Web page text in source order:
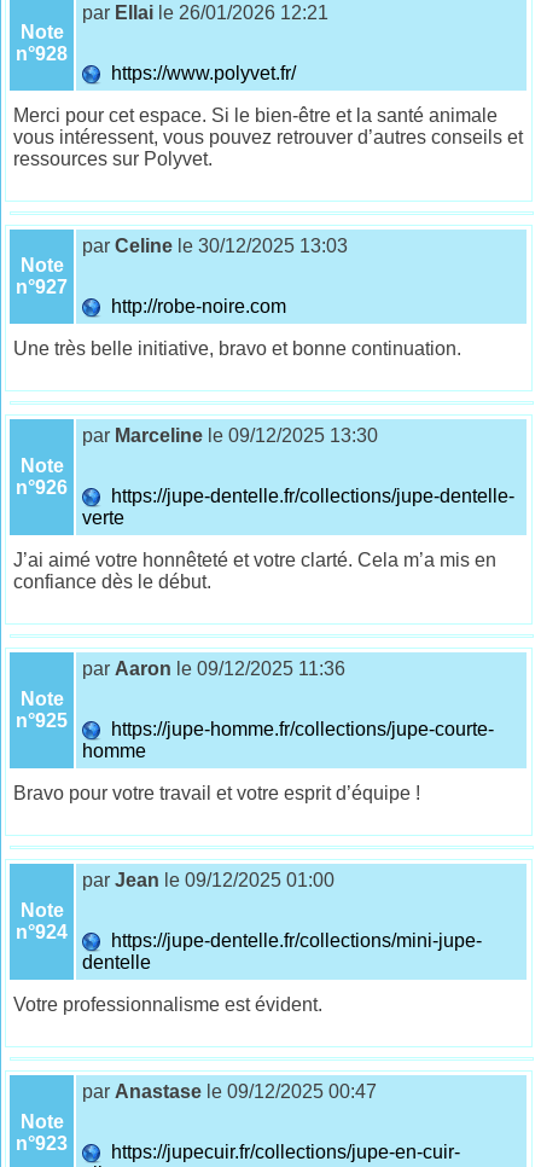
Note
n°928
par Ellai le 26/01/2026 12:21
https://www.polyvet.fr/
Merci pour cet espace. Si le bien-être et la santé animale
vous intéressent, vous pouvez retrouver d’autres conseils et
ressources sur Polyvet.
Note
n°927
parCeline le 30/12/2025 13:03
http://robe-noire.com
Une très belle initiative, bravo et bonne continuation.
Note
n°926
par Marceline le 09/12/2025 13:30
https://jupe-dentelle.fr/collections/jupe-dentelle-
verte
J’ai aimé votre honnêteté et votre clarté. Cela m’a mis en
confiance dès le début.
Note
n°925
par Aaron le 09/12/2025 11:36
https://jupe-homme.fr/collections/jupe-courte-
homme
Bravo pour votre travail et votre esprit d’équipe !
Note
n°924
parJean le 09/12/2025 01:00
https://jupe-dentelle.fr/collections/mini-jupe-
dentelle
Votre professionnalisme est évident.
Note
n°923
par Anastase le 09/12/2025 00:47
https://jupecuir.fr/collections/jupe-en-cuir-